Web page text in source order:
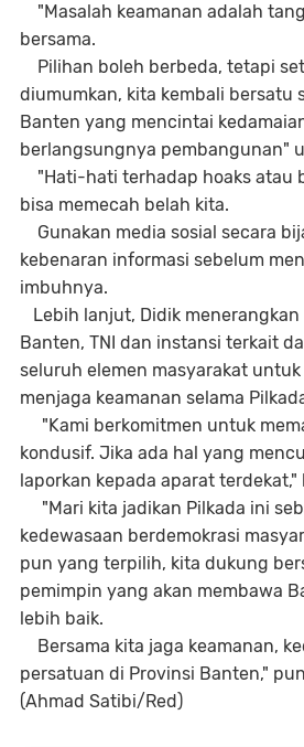
"Masalah keamanan adalah
bersama.
Pilihan boleh berbeda, tetapi
diumumkan, kita kembali bersatu
Banten yang mencintai
berlangsungnya pembangunan"
"Hati-hati terhadap hoaks atau
bisa memecah belah kita.
Gunakan media sosial secara
kebenaran informasi sebelum
imbuhnya.
Lebih lanjut, Didik menerangkan
Banten, TNI dan instansi terkait
seluruh elemen masyarakat
menjaga keamanan selama
"Kami berkomitmen untuk
kondusif. Jika ada hal yang
laporkan kepada aparat terdekat,"
"Mari kita jadikan Pilkada ini
kedewasaan berdemokrasi
pun yang terpilih, kita dukung
pemimpin yang akan membawa
lebih baik.
Bersama kita jaga keamanan,
persatuan di Provinsi Banten,"
(Ahmad Satibi/Red)